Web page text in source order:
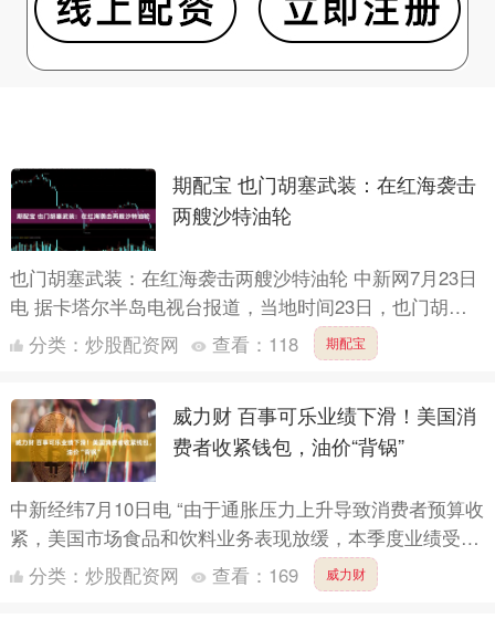
期配宝 也门胡塞武装：在红海袭击
两艘沙特油轮
也门胡塞武装：在红海袭击两艘沙特油轮 中新网7月23日
电 据卡塔尔半岛电视台报道，当地时间23日，也门胡塞
武装表示，已在红海袭击两艘沙特油轮，并称这两艘油轮
分类： 炒股配资网 查看： 118 期配宝
威力财 百事可乐业绩下滑！美国消
费者收紧钱包，油价“背锅”
中新经纬7月10日电 “由于通胀压力上升导致消费者预算收
紧，美国市场食品和饮料业务表现放缓，本季度业绩受到
抑制。”百事公司首席执行官拉蒙·拉瓜尔塔周四表示。
分类： 炒股配资网 查看： 169 威力财